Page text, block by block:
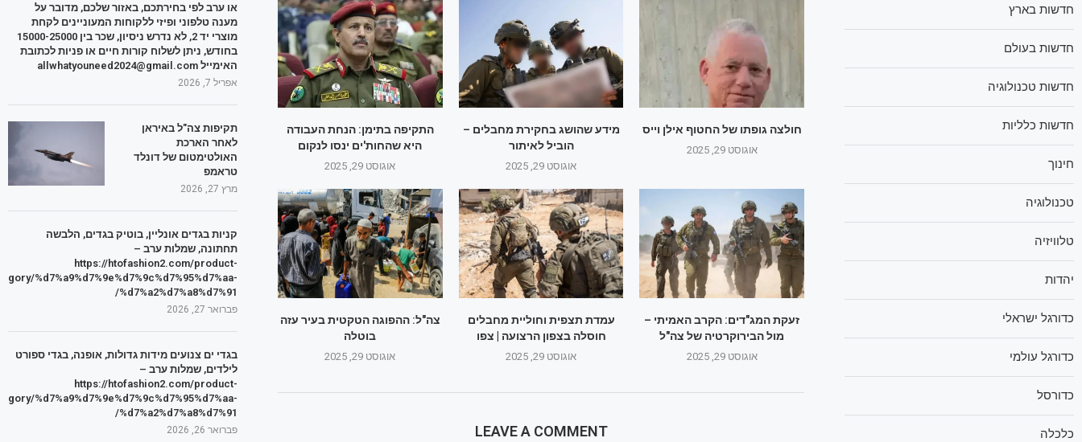
התקיפה בתימן: הנחת העבודה
היא שהחות'ים ינסו לנקום
אוגוסט 29, 2025
מידע שהושג בחקירת מחבלים –
הוביל לאיתור
אוגוסט 29, 2025
חולצה גופתו של החטוף אילן וייס
אוגוסט 29, 2025
צה"ל: ההפוגה הטקטית בעיר עזה
בוטלה
אוגוסט 29, 2025
עמדת תצפית וחוליית מחבלים
חוסלה בצפון הרצועה | צפו
אוגוסט 29, 2025
זעקת המג"דים: הקרב האמיתי –
מול הבירוקרטיה של צה"ל
אוגוסט 29, 2025
LEAVE A COMMENT
או ערב לפי בחירתכם, באזור שלכם, מדובר על
מענה טלפוני ופיזי ללקוחות המעוניינים לקחת
מוצרי יד 2, לא נדרש ניסיון, שכר בין 15000-25000
בחודש, ניתן לשלוח קורות חיים או פניות לכתובת
האימייל allwhatyouneed2024@gmail.com
אפריל 7, 2026
תקיפות צה"ל באיראן
לאחר הארכת
האולטימטום של דונלד
טראמפ
מרץ 27, 2026
קניות בגדים אונליין, בוטיק בגדים, הלבשה
תחתונה, שמלות ערב –
https://htofashion2.com/product-
%d7%a9%d7%9e%d7%9c%d7%95%d7%aa-
%d7%a2%d7%a8%d7%91/
פברואר 27, 2026
בגדי ים צנועים מידות גדולות, אופנה, בגדי ספורט
לילדים, שמלות ערב –
https://htofashion2.com/product-
%d7%a9%d7%9e%d7%9c%d7%95%d7%aa-
%d7%a2%d7%a8%d7%91/
פברואר 26, 2026
חדשות בארץ
חדשות בעולם
חדשות טכנולוגיה
חדשות כלליות
חינוך
טכנולוגיה
טלוויזיה
יהדות
כדורגל ישראלי
כדורגל עולמי
כדורסל
כלכלה